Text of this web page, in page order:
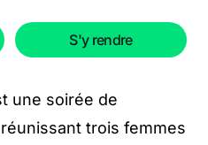
S'y rendre
une soirée de
trois femmes